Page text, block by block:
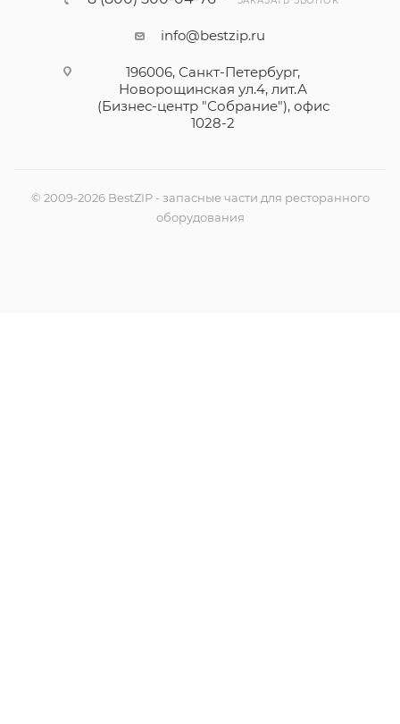
info@bestzip.ru
196006, Санкт-Петербург,
Новорощинская ул.4, лит.А
(Бизнес-центр "Собрание"), офис
1028-2
© 2009-2026 BestZIP - запасные части для ресторанного
оборудования